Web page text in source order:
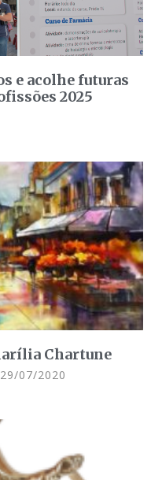
e acolhe futuras
2025
Chartune
29/07/2020